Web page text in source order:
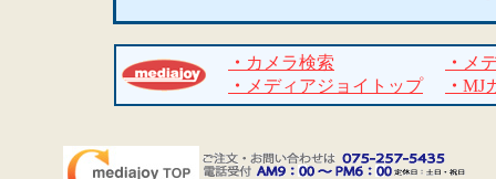
・ カメラ検索 ・ メ
・ メディアジョイトップ ・ MJ